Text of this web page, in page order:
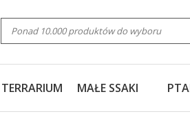
TERRARIUM MAŁE SSAKI